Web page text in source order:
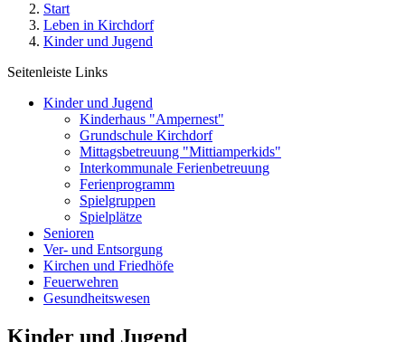
Start
Leben in Kirchdorf
Kinder und Jugend
Seitenleiste Links
Kinder und Jugend
Kinderhaus "Ampernest"
Grundschule Kirchdorf
Mittagsbetreuung "Mittiamperkids"
Interkommunale Ferienbetreuung
Ferienprogramm
Spielgruppen
Spielplätze
Senioren
Ver- und Entsorgung
Kirchen und Friedhöfe
Feuerwehren
Gesundheitswesen
Kinder und Jugend